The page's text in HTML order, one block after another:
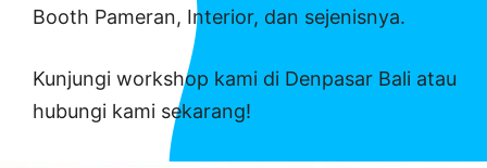
Booth Pameran, Interior, dan sejenisnya.
Kunjungi workshop kami di Denpasar Bali atau
hubungi kami sekarang!